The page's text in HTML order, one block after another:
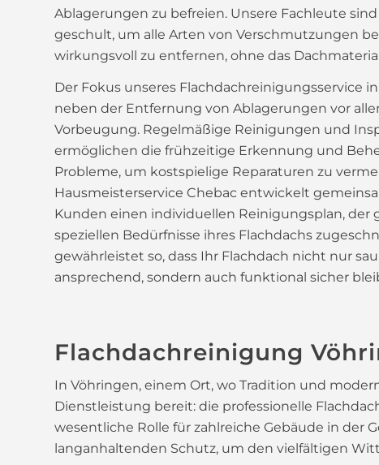
Ablagerungen zu befreien. Unsere Fachleute
geschult, um alle Arten von Verschmutzungen
wirkungsvoll zu entfernen, ohne das
Der Fokus unseres Flachdachreinigungsservice
neben der Entfernung von Ablagerungen vor
Vorbeugung. Regelmäßige Reinigungen und
ermöglichen die frühzeitige Erkennung und
Probleme, um kostspielige Reparaturen zu
Hausmeisterservice Chebac entwickelt
Kunden einen individuellen Reinigungsplan, der
speziellen Bedürfnisse ihres Flachdachs
gewährleistet so, dass Ihr Flachdach nicht nur
ansprechend, sondern auch funktional sicher
Flachdachreinigung
In Vöhringen, einem Ort, wo Tradition und
Dienstleistung bereit: die professionelle
wesentliche Rolle für zahlreiche Gebäude in der
langanhaltenden Schutz, um den vielfältigen